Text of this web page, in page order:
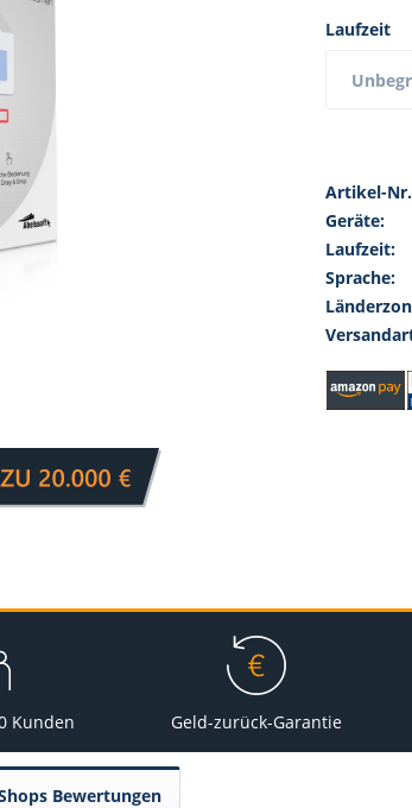
Laufzeit
Artikel-
Geräte:
Laufzeit:
Sprache:
Kunden Geld-zurück-Garantie
Bewertungen